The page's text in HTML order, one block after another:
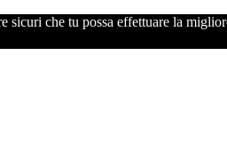
sicuri che tu possa effettuare la